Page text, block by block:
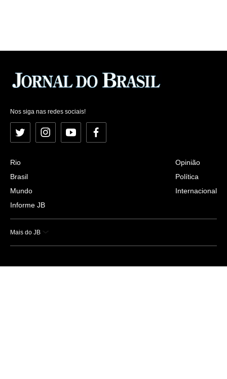
Nos siga nas redes sociais!
Twitter InstagramYouTubeFacebook
Rio
Brasil
Mundo
Informe JB
Opinião
Política
Internacional
Mais do JB
Esportes